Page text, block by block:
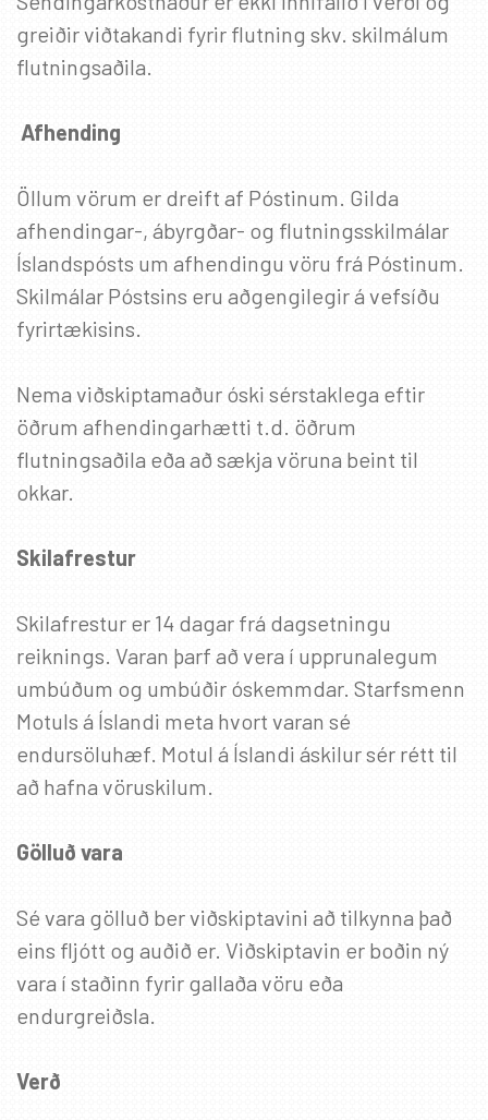
greiðir viðtakandi fyrir flutning skv. skilmálum
flutningsaðila.
Afhending
Öllum vörum er dreift af Póstinum. Gilda
afhendingar-, ábyrgðar- og flutningsskilmálar
Íslandspósts um afhendingu vöru frá Póstinum.
Skilmálar Póstsins eru aðgengilegir á vefsíðu
fyrirtækisins.
Nema viðskiptamaður óski sérstaklega eftir
öðrum afhendingarhætti t.d. öðrum
flutningsaðila eða að sækja vöruna beint til
okkar.
Skilafrestur
Skilafrestur er 14 dagar frá dagsetningu
reiknings. Varan þarf að vera í upprunalegum
umbúðum og umbúðir óskemmdar. Starfsmenn
Motuls á Íslandi meta hvort varan sé
endursöluhæf. Motul á Íslandi áskilur sér rétt til
að hafna vöruskilum.
Gölluð vara
Sé vara gölluð ber viðskiptavini að tilkynna það
eins fljótt og auðið er. Viðskiptavin er boðin ný
vara í staðinn fyrir gallaða vöru eða
endurgreiðsla.
Verð